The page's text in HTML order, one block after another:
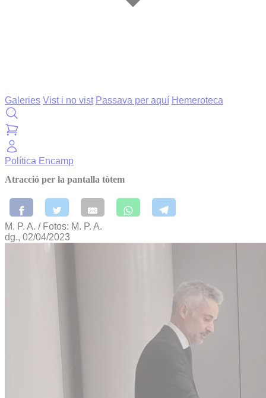
Galeries Vist i no vist Passava per aquí Hemeroteca
Política Encamp
Atracció per la pantalla tòtem
M. P. A. / Fotos: M. P. A.
dg., 02/04/2023